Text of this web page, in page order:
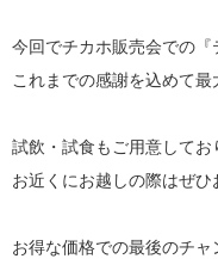
今回でチカホ販売会での
これまでの感謝を込めて
試飲・試食もご用意してお
お近くにお越しの際はぜ
お得な価格での最後のチャ